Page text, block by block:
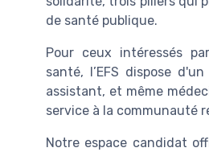
de santé publique.
Pour ceux intéressés
santé, l’EFS dispose
assistant, et même
service à la communauté
Notre espace candidat